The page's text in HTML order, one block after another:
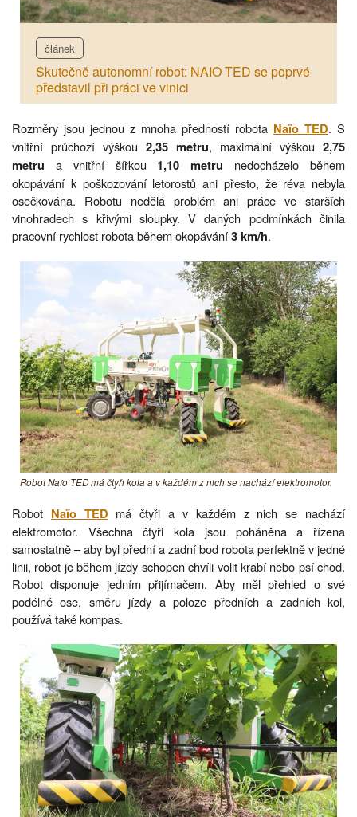
článek
Skutečně autonomní robot: NAIO TED se poprvé
představil při práci ve vinici
Rozměry jsou jednou z mnoha předností robota Naïo TED. S
vnitřní průchozí výškou 2,35 metru, maximální výškou 2,75
metru a vnitřní šířkou 1,10 metru nedocházelo během
okopávání k poškozování letorostů ani přesto, že réva nebyla
osečkována. Robotu nedělá problém ani práce ve starších
vinohradech s křivými sloupky. V daných podmínkách činila
pracovní rychlost robota během okopávání3 km/h.
Robot Naïo TED má čtyři kola a v každém z nich se nachází elektromotor.
Robot Naïo TED má čtyři a v každém z nich se nachází
elektromotor. Všechna čtyři kola jsou poháněna a řízena
samostatně – aby byl přední a zadní bod robota perfektně v jedné
linii, robot je během jízdy schopen chvíli volit krabí nebo psí chod.
Robot disponuje jedním přijímačem. Aby měl přehled o své
podélné ose, směru jízdy a poloze předních a zadních kol,
používá také kompas.